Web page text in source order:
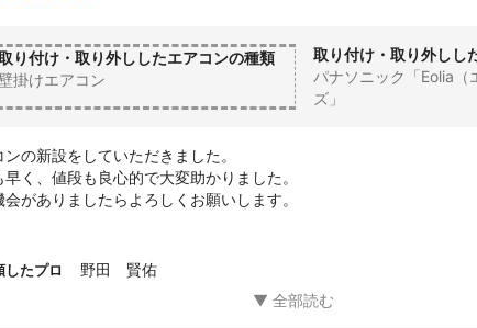
り付け・取り外ししたエアコンの種類
掛けエアコン
取り付け・取り外しし
パナソニック「Eolia（
ズ」
ンの新設をしていただきました。
早く、値段も良心的で大変助かりました。
会がありましたらよろしくお願いします。
したプロ 野田 賢佑